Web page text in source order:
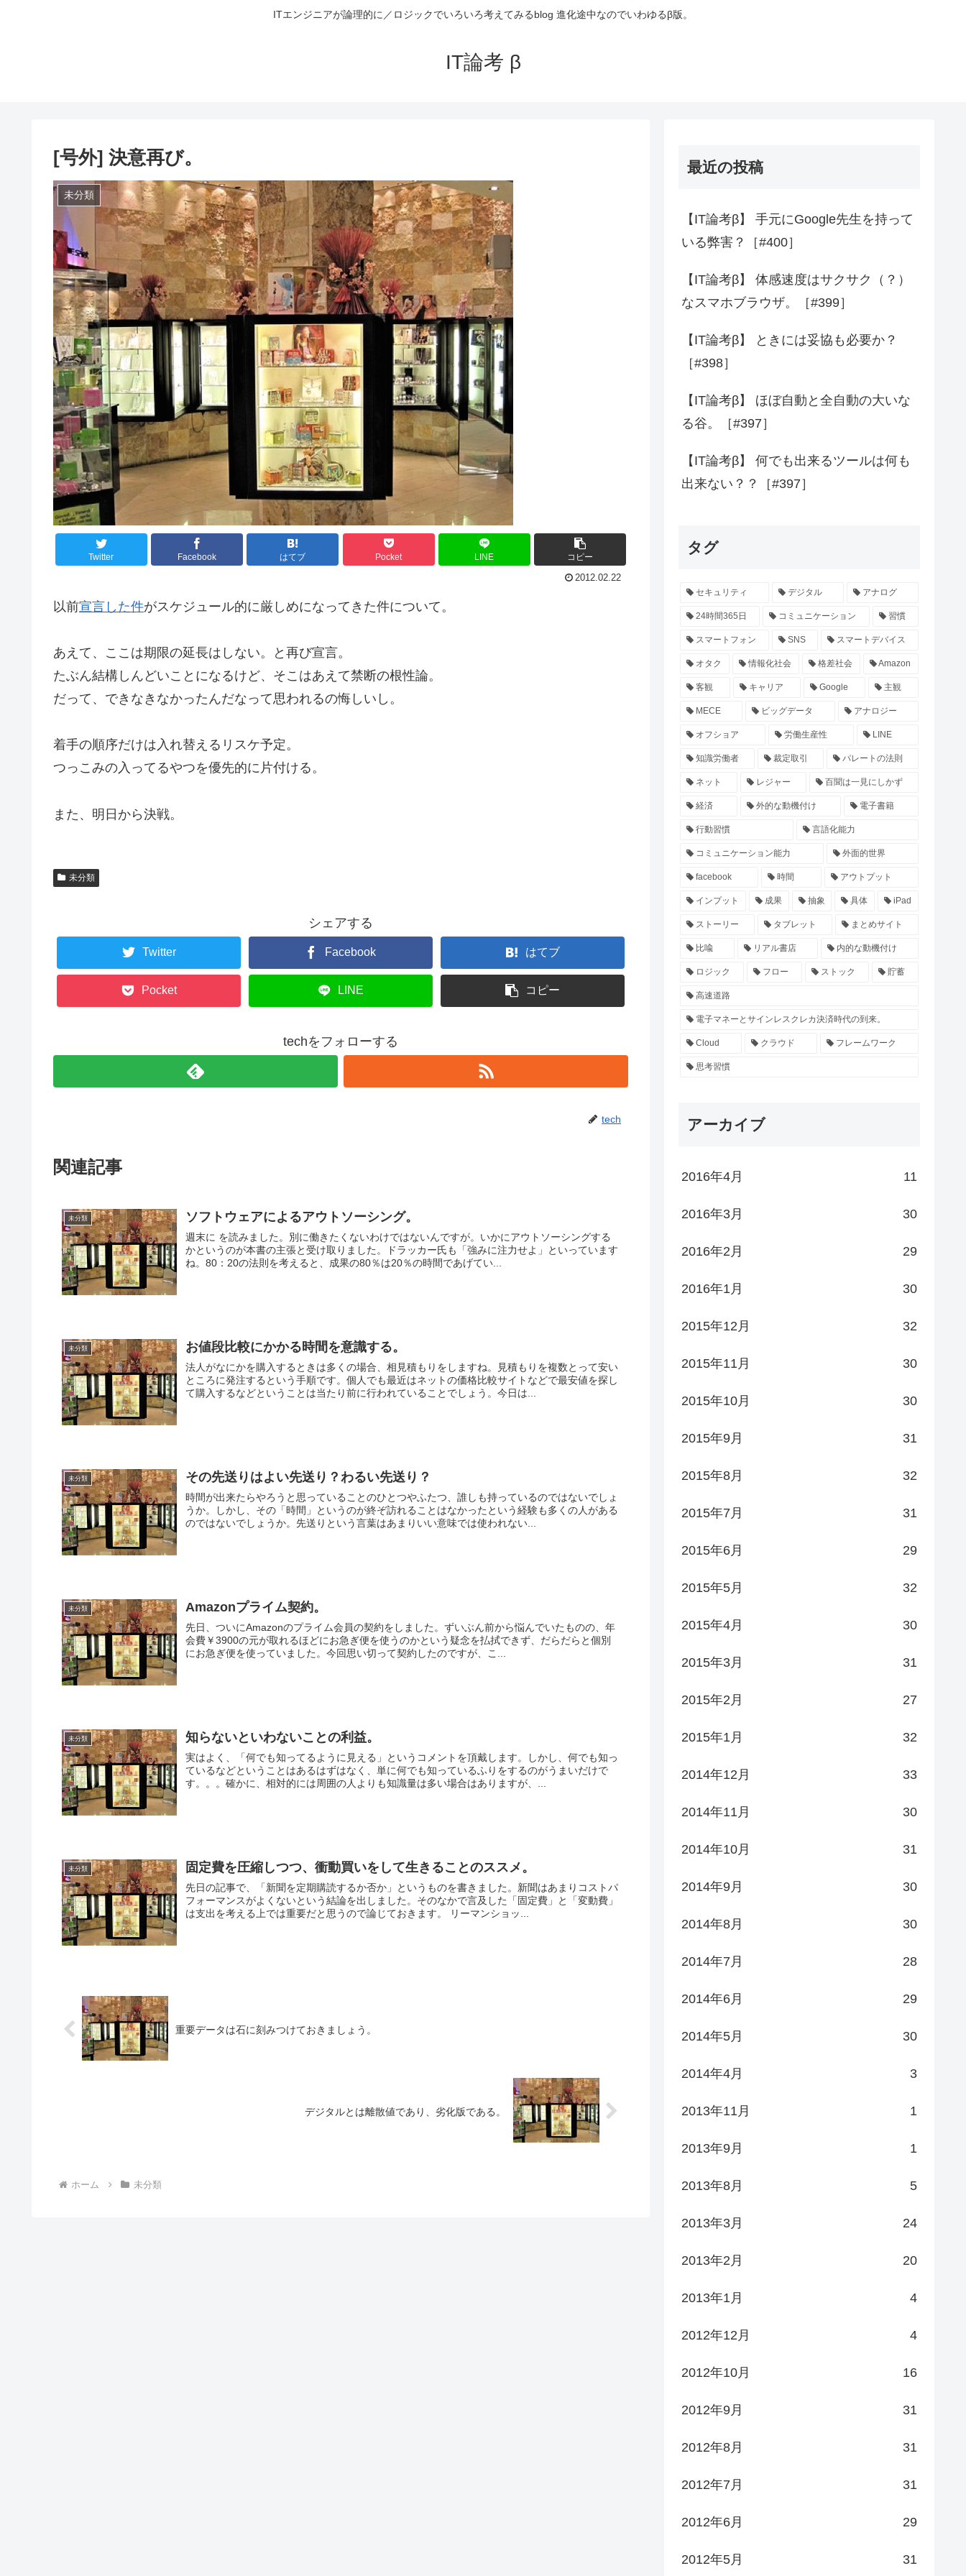
ITエンジニアが論理的に／ロジックでいろいろ考えてみるblog 進化途中なのでいわゆるβ版。
IT論考 β
[号外] 決意再び。
未分類
Twitter Facebook はてブ Pocket LINE コピー
2012.02.22
以前宣言した件がスケジュール的に厳しめになってきた件について。
あえて、ここは期限の延長はしない。と再び宣言。
たぶん結構しんどいことになるけど、そこはあえて禁断の根性論。
だって、できなきなかったんだなって思われるの悔しいし。
着手の順序だけは入れ替えるリスケ予定。
つっこみの入ってるやつを優先的に片付ける。
また、明日から決戦。
未分類
シェアする
Twitter Facebook はてブ
Pocket LINE コピー
techをフォローする
tech
関連記事
未分類 ソフトウェアによるアウトソーシング。
週末に を読みました。別に働きたくないわけではないんですが。いかにアウトソーシングする
かというのが本書の主張と受け取りました。ドラッカー氏も「強みに注力せよ」といっています
ね。80：20の法則を考えると、成果の80％は20％の時間であげてい...
未分類 お値段比較にかかる時間を意識する。
法人がなにかを購入するときは多くの場合、相見積もりをしますね。見積もりを複数とって安い
ところに発注するという手順です。個人でも最近はネットの価格比較サイトなどで最安値を探し
て購入するなどということは当たり前に行われていることでしょう。今日は...
未分類 その先送りはよい先送り？わるい先送り？
時間が出来たらやろうと思っていることのひとつやふたつ、誰しも持っているのではないでしょ
うか。しかし、その「時間」というのが終ぞ訪れることはなかったという経験も多くの人がある
のではないでしょうか。先送りという言葉はあまりいい意味では使われない...
未分類 Amazonプライム契約。
先日、ついにAmazonのプライム会員の契約をしました。ずいぶん前から悩んでいたものの、年
会費￥3900の元が取れるほどにお急ぎ便を使うのかという疑念を払拭できず、だらだらと個別
にお急ぎ便を使っていました。今回思い切って契約したのですが、こ...
未分類 知らないといわないことの利益。
実はよく、「何でも知ってるように見える」というコメントを頂戴します。しかし、何でも知っ
ているなどということはあるはずはなく、単に何でも知っているふりをするのがうまいだけで
す。。。確かに、相対的には周囲の人よりも知識量は多い場合はありますが、...
未分類 固定費を圧縮しつつ、衝動買いをして生きることのススメ。
先日の記事で、「新聞を定期購読するか否か」というものを書きました。新聞はあまりコストパ
フォーマンスがよくないという結論を出しました。そのなかで言及した「固定費」と「変動費」
は支出を考える上では重要だと思うので論じておきます。 リーマンショッ...
重要データは石に刻みつけておきましょう。
デジタルとは離散値であり、劣化版である。
ホーム 未分類
最近の投稿
【IT論考β】 手元にGoogle先生を持って
いる弊害？［#400］
【IT論考β】 体感速度はサクサク（？）
なスマホブラウザ。［#399］
【IT論考β】 ときには妥協も必要か？
［#398］
【IT論考β】 ほぼ自動と全自動の大いな
る谷。［#397］
【IT論考β】 何でも出来るツールは何も
出来ない？？［#397］
タグ
セキュリティ デジタル アナログ
24時間365日 コミュニケーション 習慣
スマートフォン SNS スマートデバイス
オタク 情報化社会 格差社会 Amazon
客観 キャリア Google 主観
MECE ビッグデータ アナロジー
オフショア 労働生産性 LINE
知識労働者 裁定取引 パレートの法則
ネット レジャー 百聞は一見にしかず
経済 外的な動機付け 電子書籍
行動習慣 言語化能力
コミュニケーション能力 外面的世界
facebook 時間 アウトプット
インプット 成果 抽象 具体 iPad
ストーリー タブレット まとめサイト
比喩 リアル書店 内的な動機付け
ロジック フロー ストック 貯蓄
高速道路
電子マネーとサインレスクレカ決済時代の到来。
Cloud クラウド フレームワーク
思考習慣
アーカイブ
2016年4月 11
2016年3月 30
2016年2月 29
2016年1月 30
2015年12月 32
2015年11月 30
2015年10月 30
2015年9月 31
2015年8月 32
2015年7月 31
2015年6月 29
2015年5月 32
2015年4月 30
2015年3月 31
2015年2月 27
2015年1月 32
2014年12月 33
2014年11月 30
2014年10月 31
2014年9月 30
2014年8月 30
2014年7月 28
2014年6月 29
2014年5月 30
2014年4月 3
2013年11月 1
2013年9月 1
2013年8月 5
2013年3月 24
2013年2月 20
2013年1月 4
2012年12月 4
2012年10月 16
2012年9月 31
2012年8月 31
2012年7月 31
2012年6月 29
2012年5月 31